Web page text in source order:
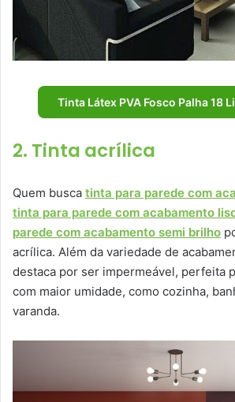
Tinta Látex PVA Fosco Palha 18
2. Tinta acrílica
Quem busca tinta para parede com
tinta para parede com acabamento
parede com acabamento semi brilho
acrílica. Além da variedade de
destaca por ser impermeável, perfeita
com maior umidade, como cozinha,
varanda.